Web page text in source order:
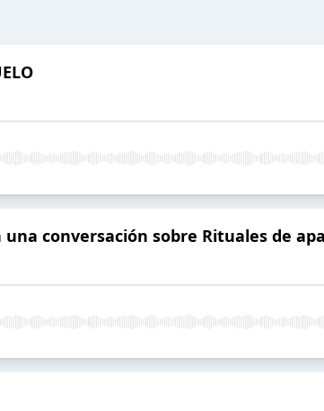
conversación sobre Rituales de